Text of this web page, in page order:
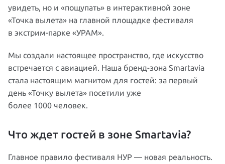
увидеть, но и «пощупать» в интерактивной зоне
«Точка вылета» на главной площадке фестиваля
в экстрим-парке «УРАМ».
Мы создали настоящее пространство, где искусство
встречается с авиацией. Наша бренд-зона Smartavia
стала настоящим магнитом для гостей: за первый
день «Точку вылета» посетили уже
более 1000 человек.
Что ждет гостей в зоне Smartavia?
Главное правило фестиваля НУР — новая реальность.